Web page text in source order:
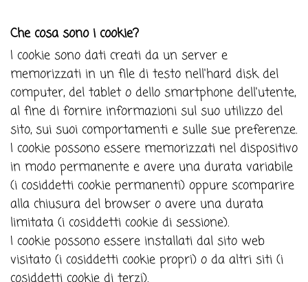
Che cosa sono i cookie?
I cookie sono dati creati da un server e
memorizzati in un file di testo nell'hard disk del
computer, del tablet o dello smartphone dell'utente,
al fine di fornire informazioni sul suo utilizzo del
sito, sui suoi comportamenti e sulle sue preferenze.
I cookie possono essere memorizzati nel dispositivo
in modo permanente e avere una durata variabile
(i cosiddetti cookie permanenti) oppure scomparire
alla chiusura del browser o avere una durata
limitata (i cosiddetti cookie di sessione).
I cookie possono essere installati dal sito web
visitato (i cosiddetti cookie propri) o da altri siti (i